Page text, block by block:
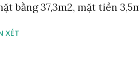
bằng 37,3m2, mặt tiền
BĐS – Chuyên Tư vấn –
XÉT